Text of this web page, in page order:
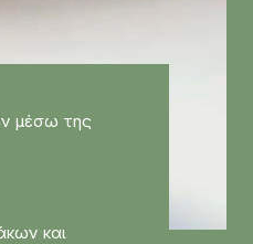
μέσω της
και